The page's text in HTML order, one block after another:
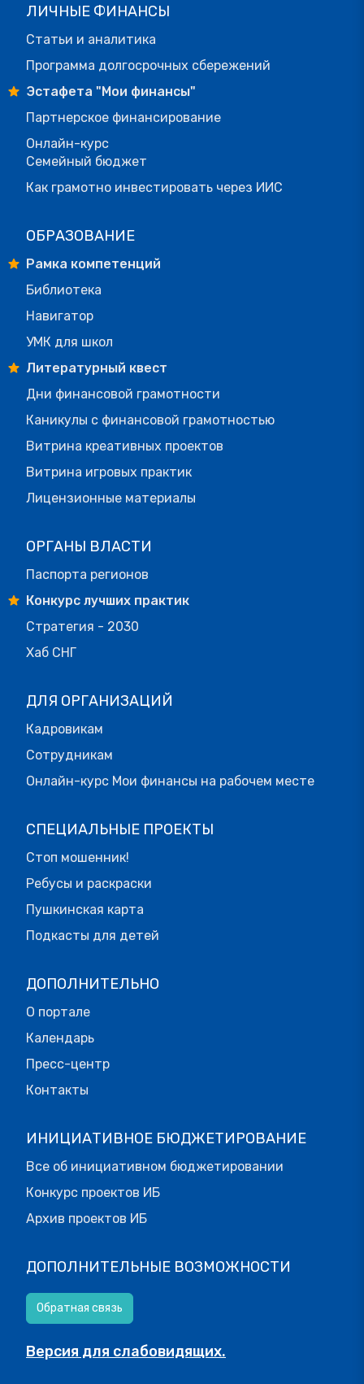
ЛИЧНЫЕ ФИНАНСЫ
Статьи и аналитика
Программа долгосрочных сбережений
Эстафета "Мои финансы"
Партнерское финансирование
Онлайн-курс
Семейный бюджет
Как грамотно инвестировать через ИИС
ОБРАЗОВАНИЕ
Рамка компетенций
Библиотека
Навигатор
УМК для школ
Литературный квест
Дни финансовой грамотности
Каникулы с финансовой грамотностью
Витрина креативных проектов
Витрина игровых практик
Лицензионные материалы
ОРГАНЫ ВЛАСТИ
Паспорта регионов
Конкурс лучших практик
Стратегия - 2030
Хаб СНГ
ДЛЯ ОРГАНИЗАЦИЙ
Кадровикам
Сотрудникам
Онлайн-курс Мои финансы на рабочем месте
СПЕЦИАЛЬНЫЕ ПРОЕКТЫ
Стоп мошенник!
Ребусы и раскраски
Пушкинская карта
Подкасты для детей
ДОПОЛНИТЕЛЬНО
О портале
Календарь
Пресс-центр
Контакты
ИНИЦИАТИВНОЕ БЮДЖЕТИРОВАНИЕ
Все об инициативном бюджетировании
Конкурс проектов ИБ
Архив проектов ИБ
ДОПОЛНИТЕЛЬНЫЕ ВОЗМОЖНОСТИ
Обратная связь
Версия для слабовидящих.